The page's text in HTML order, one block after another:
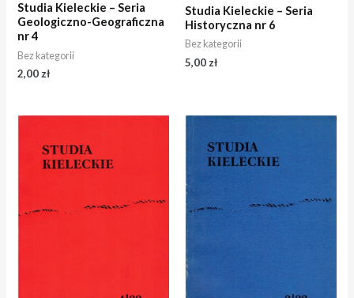
Studia Kieleckie – Seria
Geologiczno-Geograficzna
nr 4
Bez kategorii
2,00 zł
Studia Kieleckie – Seria
Historyczna nr 6
Bez kategorii
5,00 zł